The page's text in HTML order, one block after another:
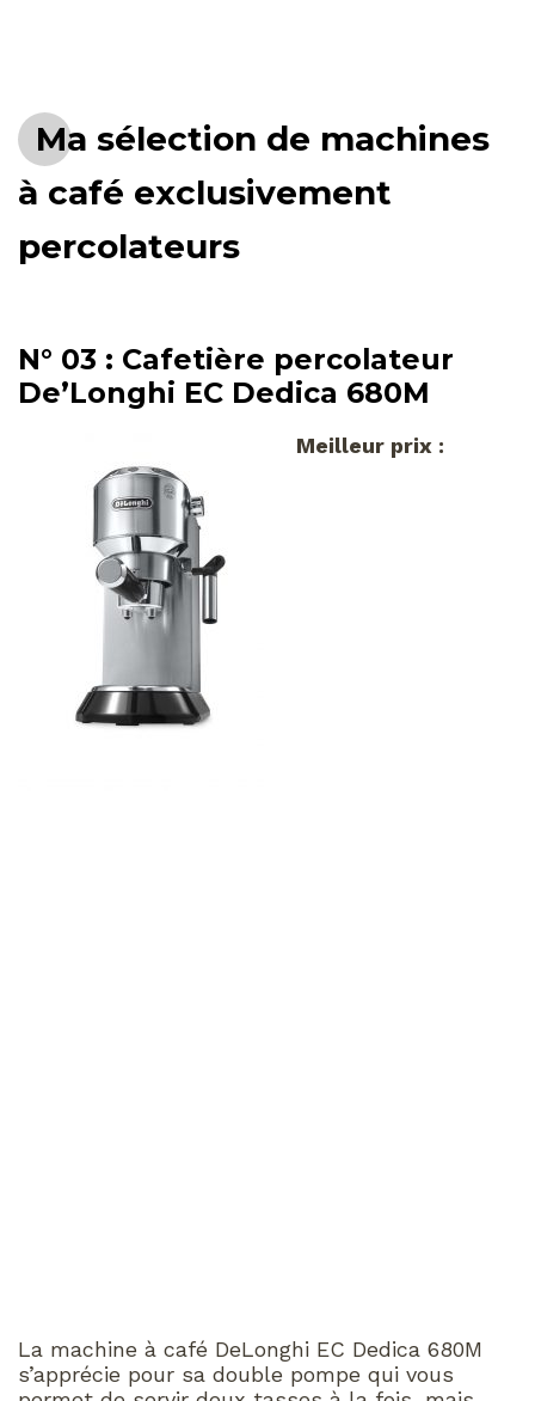
Ma sélection de machines
à café exclusivement
percolateurs
N° 03 : Cafetière percolateur
De’Longhi EC Dedica 680M
Meilleur prix :
La machine à café DeLonghi EC Dedica 680M
s’apprécie pour sa double pompe qui vous